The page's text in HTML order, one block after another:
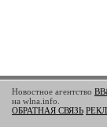
Новостное агентство
на wlna.info.
ОБРАТНАЯ СВЯЗЬ